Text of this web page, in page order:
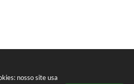
nosso site usa